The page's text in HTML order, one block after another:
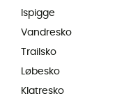
Ispigge
Vandresko
Trailsko
Løbesko
Klatresko